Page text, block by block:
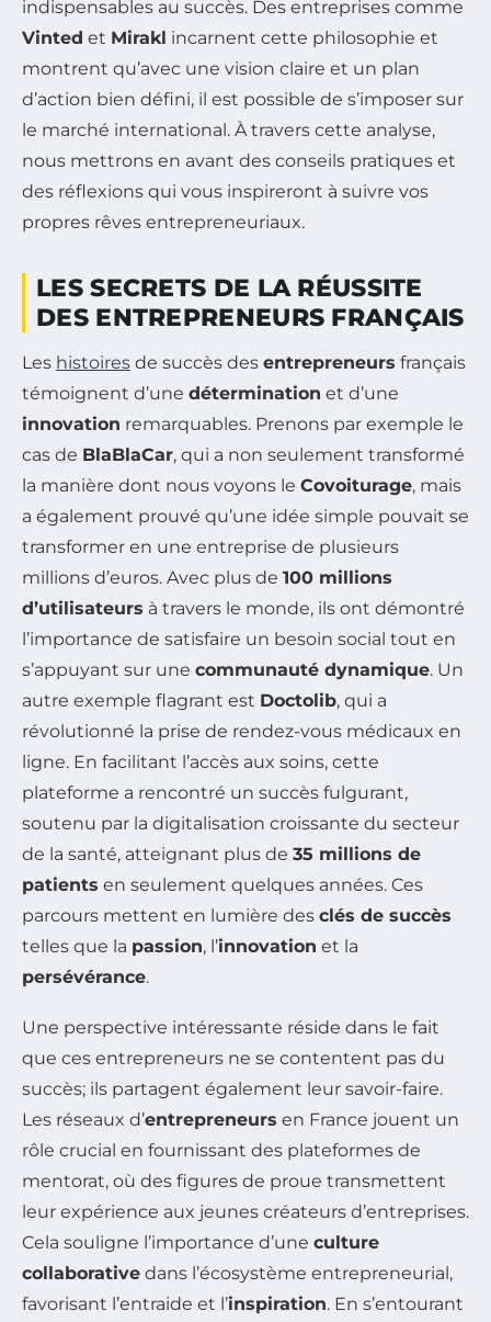
indispensables au succès. Des entreprises comme
Vinted et Mirakl incarnent cette philosophie et
montrent qu’avec une vision claire et un plan
d’action bien défini, il est possible de s’imposer sur
le marché international. À travers cette analyse,
nous mettrons en avant des conseils pratiques et
des réflexions qui vous inspireront à suivre vos
propres rêves entrepreneuriaux.
LES SECRETS DE LA RÉUSSITE
DES ENTREPRENEURS FRANÇAIS
Les histoires de succès des entrepreneurs français
témoignent d’une détermination et d’une
innovation remarquables. Prenons par exemple le
cas de BlaBlaCar, qui a non seulement transformé
la manière dont nous voyons le Covoiturage, mais
a également prouvé qu’une idée simple pouvait se
transformer en une entreprise de plusieurs
millions d’euros. Avec plus de 100 millions
d’utilisateurs à travers le monde, ils ont démontré
l’importance de satisfaire un besoin social tout en
s’appuyant sur une communauté dynamique. Un
autre exemple flagrant est Doctolib, qui a
révolutionné la prise de rendez-vous médicaux en
ligne. En facilitant l’accès aux soins, cette
plateforme a rencontré un succès fulgurant,
soutenu par la digitalisation croissante du secteur
de la santé, atteignant plus de 35 millions de
patients en seulement quelques années. Ces
parcours mettent en lumière des clés de succès
telles que la passion, l’innovation et la
persévérance.
Une perspective intéressante réside dans le fait
que ces entrepreneurs ne se contentent pas du
succès; ils partagent également leur savoir-faire.
Les réseaux d’entrepreneurs en France jouent un
rôle crucial en fournissant des plateformes de
mentorat, où des figures de proue transmettent
leur expérience aux jeunes créateurs d’entreprises.
Cela souligne l’importance d’une culture
collaborative dans l’écosystème entrepreneurial,
favorisant l’entraide et l’inspiration. En s’entourant